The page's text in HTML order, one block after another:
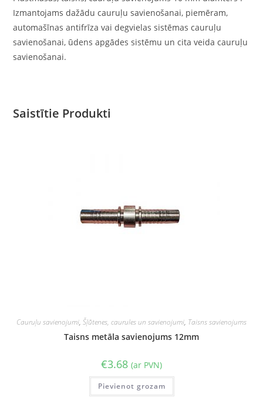
Izmantojams dažādu cauruļu savienošanai, piemēram,
automašīnas antifrīza vai degvielas sistēmas cauruļu
savienošanai, ūdens apgādes sistēmu un cita veida cauruļu
savienošanai.
Saistītie Produkti
Cauruļu savienojumi, Šļūtenes, caurules un savienojumi, Taisns savienojums
Taisns metāla savienojums 12mm
€3.68 (ar PVN)
Pievienot grozam